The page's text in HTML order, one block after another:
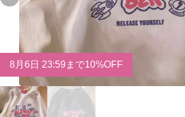
Previous slide
8月 6 日 23:59まで10%OFF